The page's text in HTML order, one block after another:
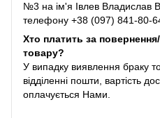
№3 на ім'я Івлев Владислав
телефону +38 (097) 841-80-
Хто платить за
товару?
У випадку виявлення браку
відділенні пошти, вартість
оплачується Нами.